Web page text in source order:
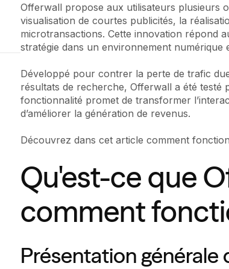
Offerwall propose aux utilisateurs plusieurs
visualisation de courtes publicités, la
microtransactions. Cette innovation répond
stratégie dans un environnement numérique
Développé pour contrer la perte de trafic
résultats de recherche, Offerwall a été testé
fonctionnalité promet de transformer
d’améliorer la génération de revenus.
Découvrez dans cet article comment
Qu'est-ce que
comment
Présentation générale